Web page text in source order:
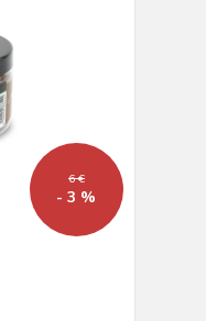
6 €
- 3 %